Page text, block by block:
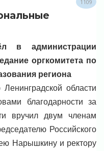
1109
в администрации
оргкомитета по
региона
области
благодарности за
вручил двум членам
Российского
Нарышкину и ректору